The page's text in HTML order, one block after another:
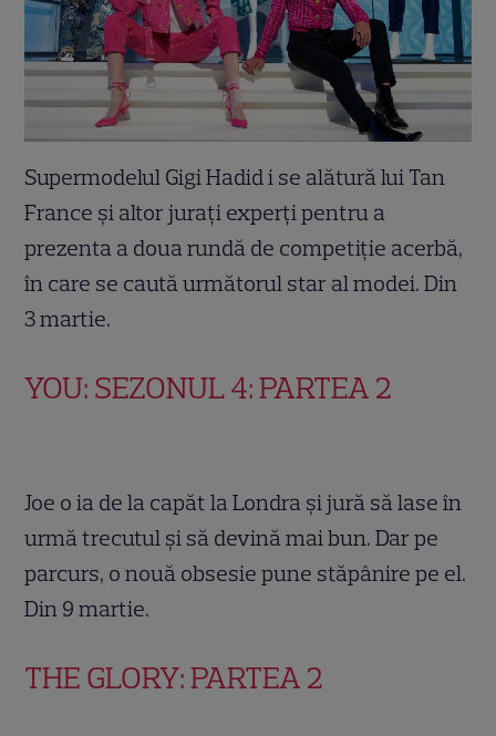
Supermodelul Gigi Hadid i se alătură lui Tan
France și altor jurați experți pentru a
prezenta a doua rundă de competiție acerbă,
în care se caută următorul star al modei. Din
3 martie.
YOU: SEZONUL 4: PARTEA 2
Joe o ia de la capăt la Londra și jură să lase în
urmă trecutul și să devină mai bun. Dar pe
parcurs, o nouă obsesie pune stăpânire pe el.
Din 9 martie.
THE GLORY: PARTEA 2